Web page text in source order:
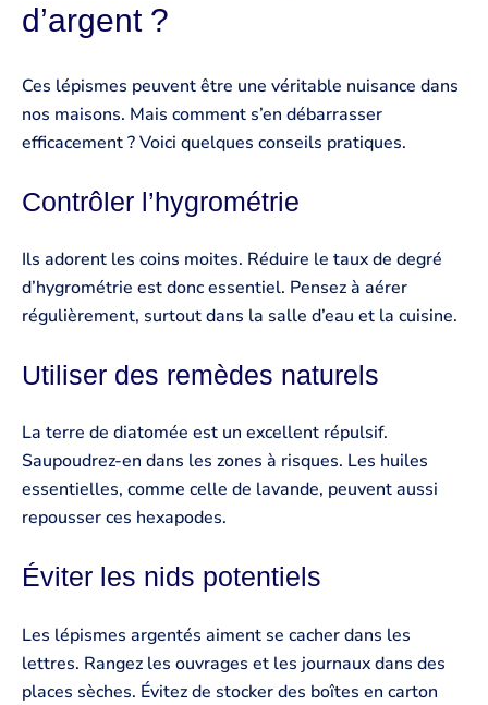
d’argent ?
Ces lépismes peuvent être une véritable nuisance dans
nos maisons. Mais comment s’en débarrasser
efficacement ? Voici quelques conseils pratiques.
Contrôler l’hygrométrie
Ils adorent les coins moites. Réduire le taux de degré
d’hygrométrie est donc essentiel. Pensez à aérer
régulièrement, surtout dans la salle d’eau et la cuisine.
Utiliser des remèdes naturels
La terre de diatomée est un excellent répulsif.
Saupoudrez-en dans les zones à risques. Les huiles
essentielles, comme celle de lavande, peuvent aussi
repousser ces hexapodes.
Éviter les nids potentiels
Les lépismes argentés aiment se cacher dans les
lettres. Rangez les ouvrages et les journaux dans des
places sèches. Évitez de stocker des boîtes en carton